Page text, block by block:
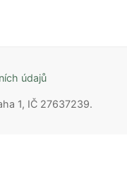
údajů
1, IČ 27637239.